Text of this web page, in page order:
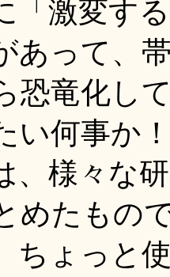
激変す
あって、
恐竜化し
何事か
様々な
めたもの
ちょっと